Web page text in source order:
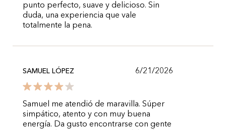
punto perfecto, suave y delicioso. Sin
duda, una experiencia que vale
totalmente la pena.
SAMUEL LÓPEZ 6/21/2026
Samuel me atendió de maravilla. Súper
simpático, atento y con muy buena
energía. Da gusto encontrarse con gente